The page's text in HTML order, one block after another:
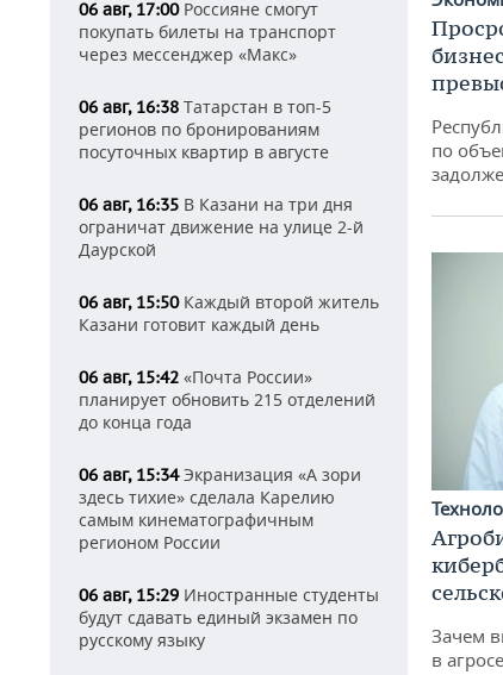
06 авг, 17:00Россияне смогут
покупать билеты на транспорт
через мессенджер «Макс»
06 авг, 16:38 Татарстан в топ-5
регионов по бронированиям
посуточных квартир в августе
06 авг, 16:35 В Казани на три дня
ограничат движение на улице 2-й
Даурской
06 авг, 15:50Каждый второй житель
Казани готовит каждый день
06 авг, 15:42 «Почта России»
планирует обновить 215 отделений
до конца года
06 авг, 15:34Экранизация «А зори
здесь тихие» сделала Карелию
самым кинематографичным
регионом России
06 авг, 15:29 Иностранные студенты
будут сдавать единый экзамен по
русскому языку
по
Зачем
в